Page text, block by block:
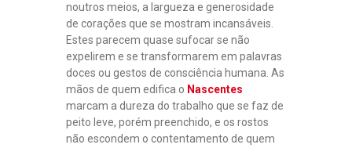
noutros meios, a largueza e generosidade
de corações que se mostram incansáveis.
Estes parecem quase sufocar se não
expelirem e se transformarem em palavras
doces ou gestos de consciência humana. As
mãos de quem edifica o Nascentes
marcam a dureza do trabalho que se faz de
peito leve, porém preenchido, e os rostos
não escondem o contentamento de quem